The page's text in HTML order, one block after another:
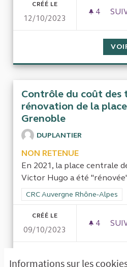
Informations sur les
CRÉÉ LE
12/10/2023
4 4
Contrôle du coût des
rénovation de la
Grenoble
DUPLANTIER
NON RETENUE
En 2021, la place centrale
Victor Hugo a été
Filtrer les résultats de la
CRC Auvergne Rhône-Alpes
CRÉÉ LE
09/10/2023
4 4